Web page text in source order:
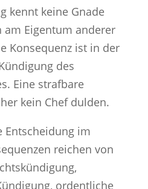
kennt keine Gnade
am Eigentum anderer
Konsequenz ist in der
des
Eine strafbare
kein Chef dulden.
Entscheidung im
reichen von
ordentliche